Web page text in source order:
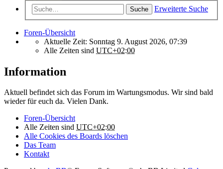
Suche Erweiterte Suche
Foren-Übersicht
Aktuelle Zeit: Sonntag 9. August 2026, 07:39
Alle Zeiten sind UTC+02:00
Information
Aktuell befindet sich das Forum im Wartungsmodus. Wir sind bald
wieder für euch da. Vielen Dank.
Foren-Übersicht
Alle Zeiten sind UTC+02:00
Alle Cookies des Boards löschen
Das Team
Kontakt